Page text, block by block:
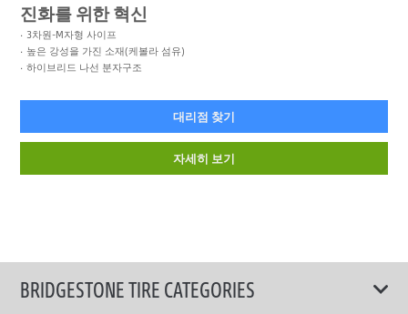
진화를 위한 혁신
3차원-M자형 사이프
높은 강성을 가진 소재(케볼라 섬유)
하이브리드 나선 분자구조
대리점 찾기
자세히 보기
BRIDGESTONE TIRE CATEGORIES